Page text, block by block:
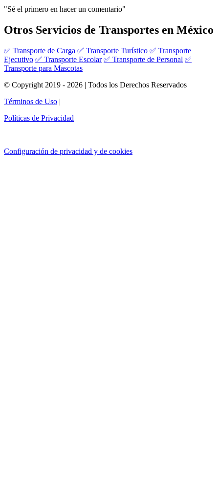
"Sé el primero en hacer un comentario"
Otros Servicios de Transportes en México
✅ Transporte de Carga ✅ Transporte Turístico ✅ Transporte
Ejecutivo ✅ Transporte Escolar ✅ Transporte de Personal ✅
Transporte para Mascotas
© Copyright 2019 - 2026 | Todos los Derechos Reservados
Términos de Uso |
Políticas de Privacidad
Configuración de privacidad y de cookies